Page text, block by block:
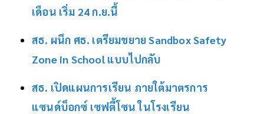
เดือน เริ่ม 24 ก.ย.นี้
สธ. ผนึก ศธ. เตรียมขยาย Sandbox Safety
Zone in School แบบไปกลับ
สธ. เปิดแผนการเรียน ภายใต้มาตรการ
แซนด์บ็อกซ์ เซฟตี้โซน ในโรงเรียน